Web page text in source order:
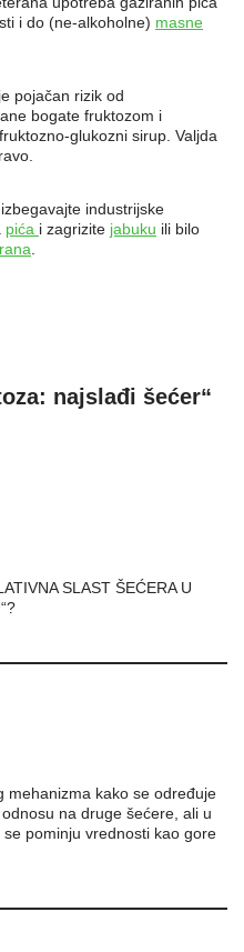
i do (ne-alkoholne) masne
pojačan rizik od
bogate fruktozom i
glukozni sirup. Valjda
industrijske
pića i zagrizite jabuku ili bilo
.
najslađi šećer“
SLAST ŠEĆERA U
mehanizma kako se određuje
na druge šećere, ali u
pominju vrednosti kao gore